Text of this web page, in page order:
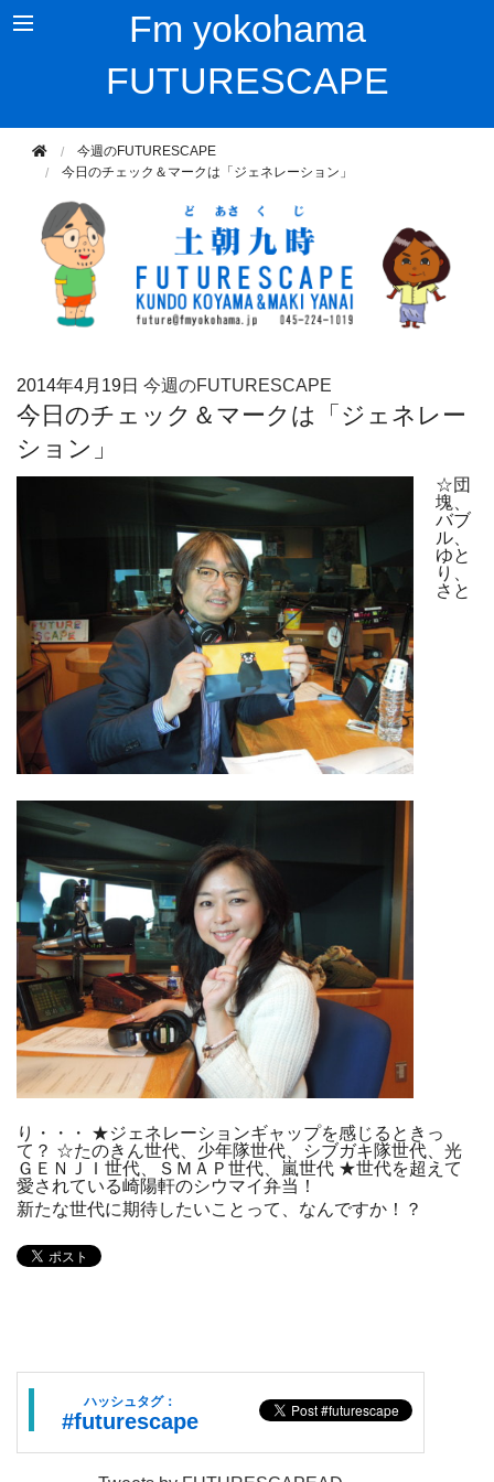
Fm yokohama
FUTURESCAPE
今週のFUTURESCAPE
今日のチェック＆マークは「ジェネレーション」
2014年4月19日 今週のFUTURESCAPE
今日のチェック＆マークは「ジェネレー
ション」
☆団
塊、
バブ
ル、
ゆと
り、
さと
り・・・ ★ジェネレーションギャップを感じるときっ
て？ ☆たのきん世代、少年隊世代、シブガキ隊世代、光
ＧＥＮＪＩ世代、ＳＭＡＰ世代、嵐世代 ★世代を超えて
愛されている崎陽軒のシウマイ弁当！
新たな世代に期待したいことって、なんですか！？
ハッシュタグ：
#futurescape